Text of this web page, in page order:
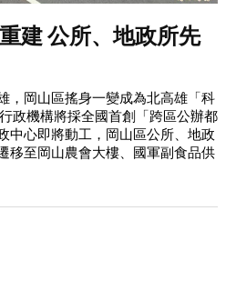
建 公所、地政所先
，岡山區搖身一變成為北高雄「科
政機構將採全國首創「跨區公辦都
中心即將動工，岡山區公所、地政
移至岡山農會大樓、國軍副食品供